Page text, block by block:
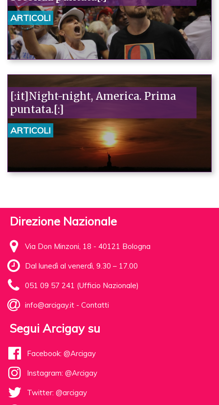
ARTICOLI
[:it]Night-night, America. Prima
puntata.[:]
ARTICOLI
Direzione Nazionale
Via Don Minzoni, 18 - 40121 Bologna
Dal lunedì al venerdì, 9.30 – 17.00
051 09 57 241 (Ufficio Nazionale)
info@arcigay.it - Contatti
Segui Arcigay su
Facebook: @Arcigay
Instagram: @Arcigay
Twitter: @arcigay